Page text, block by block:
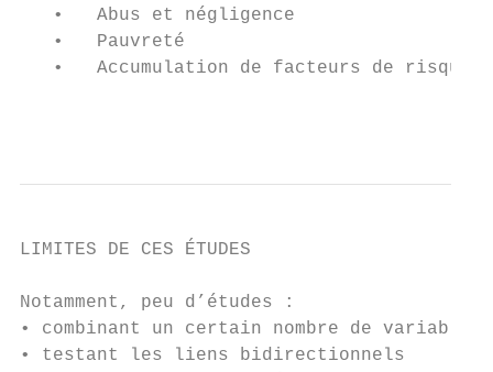
   •   Abus et négligence
   •   Pauvreté
   •   Accumulation de facteurs de risque
LIMITES DE CES ÉTUDES
Notamment, peu d’études :
• combinant un certain nombre de variables
• testant les liens bidirectionnels